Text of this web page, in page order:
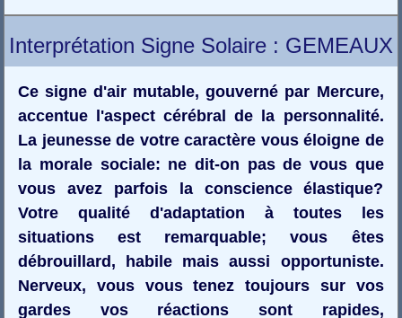
Interprétation Signe Solaire : GEMEAUX
Ce signe d'air mutable, gouverné par Mercure,
accentue l'aspect cérébral de la personnalité.
La jeunesse de votre caractère vous éloigne de
la morale sociale: ne dit-on pas de vous que
vous avez parfois la conscience élastique?
Votre qualité d'adaptation à toutes les
situations est remarquable; vous êtes
débrouillard, habile mais aussi opportuniste.
Nerveux, vous vous tenez toujours sur vos
gardes vos réactions sont rapides,